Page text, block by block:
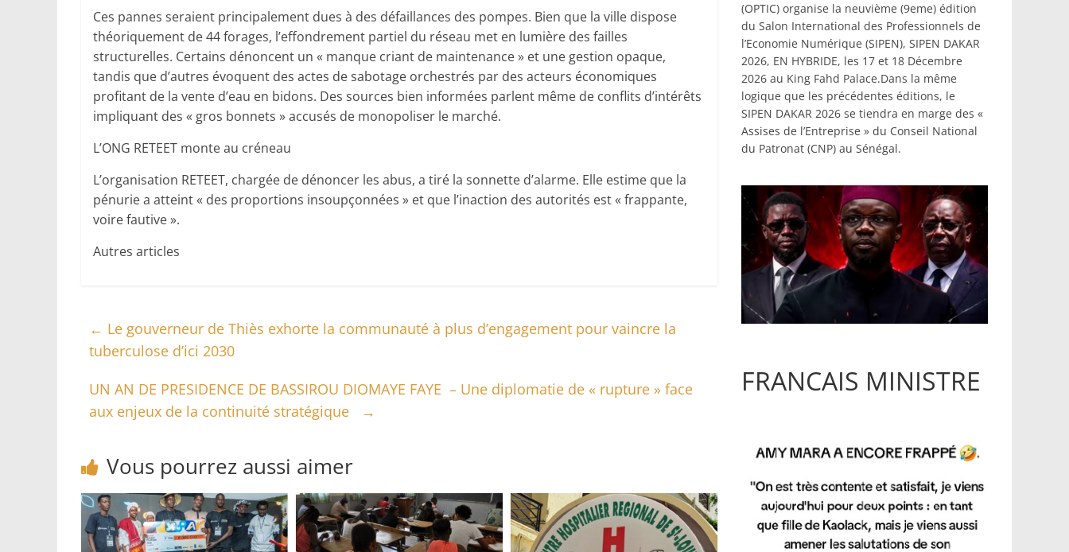
Ces pannes seraient principalement dues à des défaillances des pompes. Bien que la ville dispose
théoriquement de 44 forages, l’effondrement partiel du réseau met en lumière des failles
structurelles. Certains dénoncent un « manque criant de maintenance » et une gestion opaque,
tandis que d’autres évoquent des actes de sabotage orchestrés par des acteurs économiques
profitant de la vente d’eau en bidons. Des sources bien informées parlent même de conflits d’intérêts
impliquant des « gros bonnets » accusés de monopoliser le marché.
L’ONG RETEET monte au créneau
L’organisation RETEET, chargée de dénoncer les abus, a tiré la sonnette d’alarme. Elle estime que la
pénurie a atteint « des proportions insoupçonnées » et que l’inaction des autorités est « frappante,
voire fautive ».
Autres articles
← Le gouverneur de Thiès exhorte la communauté à plus d’engagement pour vaincre la
tuberculose d’ici 2030
UN AN DE PRESIDENCE DE BASSIROU DIOMAYE FAYE – Une diplomatie de « rupture » face
aux enjeux de la continuité stratégique
→
Vous pourrez aussi aimer
(OPTIC) organise la neuvième (9eme) édition
du Salon International des Professionnels de
l’Economie Numérique (SIPEN), SIPEN DAKAR
2026, EN HYBRIDE, les 17 et 18 Décembre
2026 au King Fahd Palace.Dans la même
logique que les précédentes éditions, le
SIPEN DAKAR 2026 se tiendra en marge des «
Assises de l’Entreprise » du Conseil National
du Patronat (CNP) au Sénégal.
FRANCAIS MINISTRE